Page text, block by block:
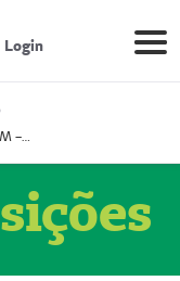
Login
Prestador CERPAM – Centro de Reabilitação S/S Ltda-ME (52004274-8)